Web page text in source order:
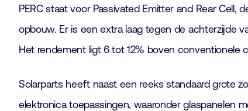
PERC staat voor Passivated Emitter and Rear
opbouw. Er is een extra laag tegen de achterzijde
Het rendement ligt 6 tot 12% boven conventionele
Solarparts heeft naast een reeks standaard grote
elektronica toepassingen, waaronder glaspanelen